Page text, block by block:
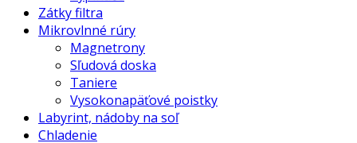
Zátky filtra
Mikrovlnné rúry
Magnetrony
Sľudová doska
Taniere
Vysokonapäťové poistky
Labyrint, nádoby na soľ
Chladenie